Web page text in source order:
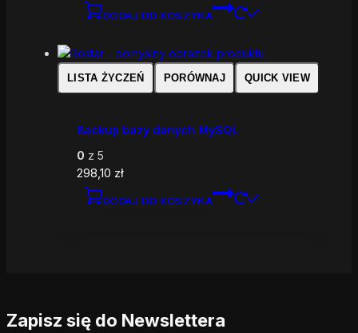
DODAJ DO KOSZYKA
LISTA ŻYCZEŃ PORÓWNAJ QUICK VIEW
Backup bazy danych MySQL
0 z 5
298,10 zł
DODAJ DO KOSZYKA
Zapisz się do Newslettera